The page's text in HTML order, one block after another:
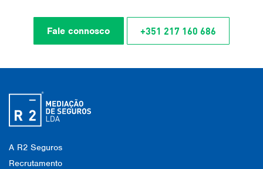
Fale connosco +351 217 160 686
A R2 Seguros
Recrutamento